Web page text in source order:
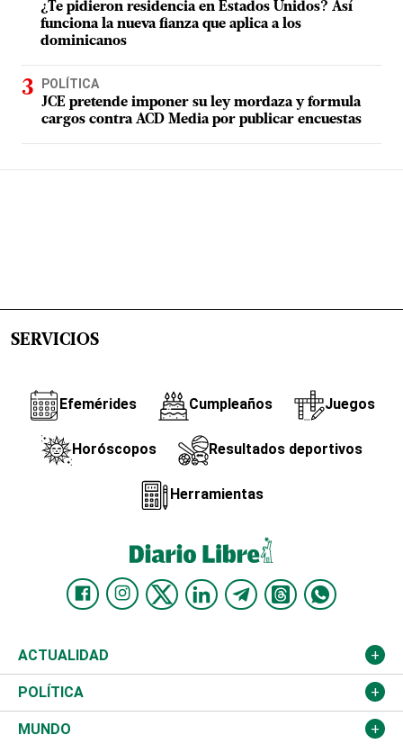
¿Te pidieron residencia en Estados Unidos? Así
funciona la nueva fianza que aplica a los
dominicanos
POLÍTICA
JCE pretende imponer su ley mordaza y formula
cargos contra ACD Media por publicar encuestas
SERVICIOS
Efemérides Cumpleaños Juegos
Horóscopos Resultados deportivos
Herramientas
ACTUALIDAD
Nacional
Ciudad
POLÍTICA
Partidos
MUNDO